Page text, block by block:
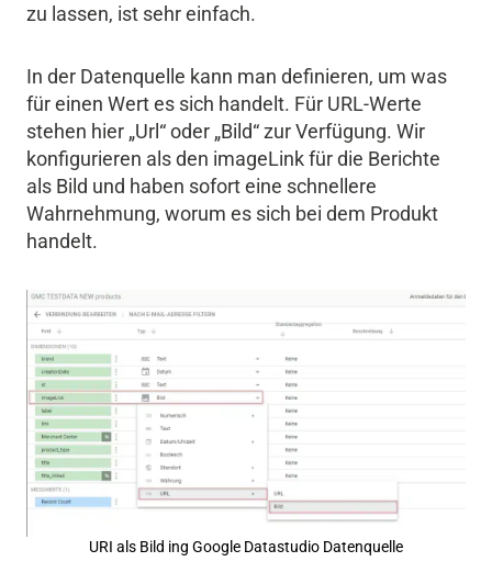
zu lassen, ist sehr einfach.
In der Datenquelle kann man definieren, um was
für einen Wert es sich handelt. Für URL-Werte
stehen hier „Url“ oder „Bild“ zur Verfügung. Wir
konfigurieren als den imageLink für die Berichte
als Bild und haben sofort eine schnellere
Wahrnehmung, worum es sich bei dem Produkt
handelt.
URI als Bild ing Google Datastudio Datenquelle